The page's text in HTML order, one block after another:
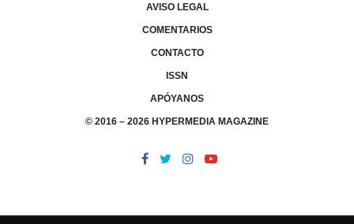
AVISO LEGAL
COMENTARIOS
CONTACTO
ISSN
APÓYANOS
© 2016 – 2026 HYPERMEDIA MAGAZINE